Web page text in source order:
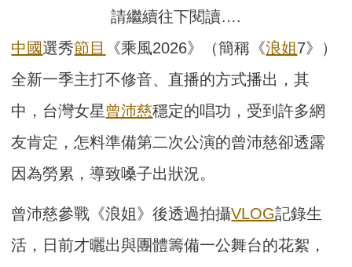
請繼續往下閱讀….
中國選秀節目 《乘風2026》（簡稱《浪姐7》）
全新一季主打不修音、直播的方式播出，其
中，台灣女星曾沛慈穩定的唱功，受到許多網
友肯定，怎料準備第二次公演的曾沛慈卻透露
因為勞累，導致嗓子出狀況。
曾沛慈參戰《浪姐》後透過拍攝VLOG記錄生
活，日前才曬出與團體籌備一公舞台的花絮，